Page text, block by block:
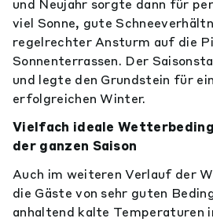
und Neujahr sorgte dann für
viel Sonne, gute
regelrechter Ansturm auf die
Sonnenterrassen. Der
und legte den Grundstein für
erfolgreichen Winter.
Vielfach ideale
der ganzen Saison
Auch im weiteren Verlauf der
die Gäste von sehr guten
anhaltend kalte Temperaturen